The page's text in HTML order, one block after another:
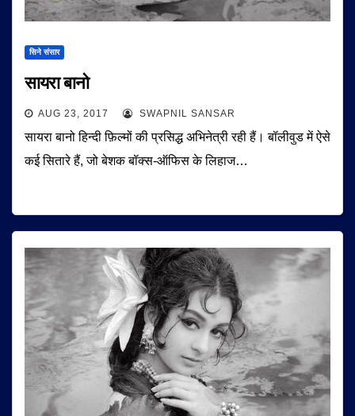
सिने संसार
सायरा बानो
AUG 23, 2017 SWAPNIL SANSAR
सायरा बानो हिन्दी फ़िल्मों की प्रसिद्ध अभिनेत्री रही हैं। बॉलीवुड में ऐसे
कई सितारे हैं, जो बेशक बॉक्स-ऑफिस के लिहाज…